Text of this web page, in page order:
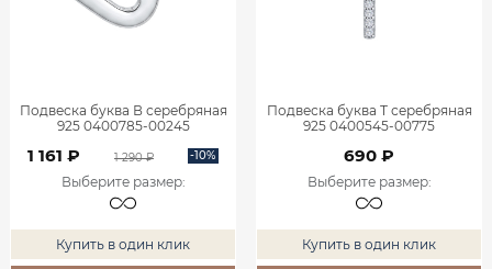
Подвеска буква В серебряная
925 0400785-00245
1 161 ₽ 1 290 ₽ -10%
Выберите размер:
Купить в один клик
Подвеска буква Т серебряная
925 0400545-00775
690 ₽
Выберите размер:
Купить в один клик